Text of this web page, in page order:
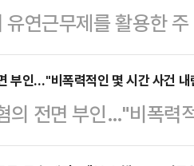
계하던 중 연인 B씨에
다.…
기 시작하면 금방 도중
로 화려하게 떴다가 바
거리가 되다시피 한 반
다. 판사-감사원장 출
한…
유연근무제를 활용한
까지 하루 8시간 기본
하는 방식이다. 이러한
는다는 설명이다.권영
상대책위원회의에서 "
부인…"비폭력적인 몇 시간 사건
의 전면 부인…"비폭력